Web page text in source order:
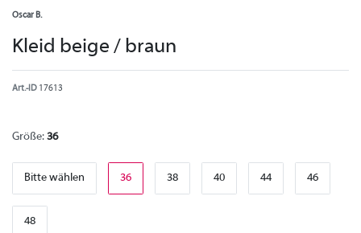
Oscar B.
Kleid beige / braun
Art.-ID 17613
Größe: 36
Bitte wählen 36 38 40 44 46
48